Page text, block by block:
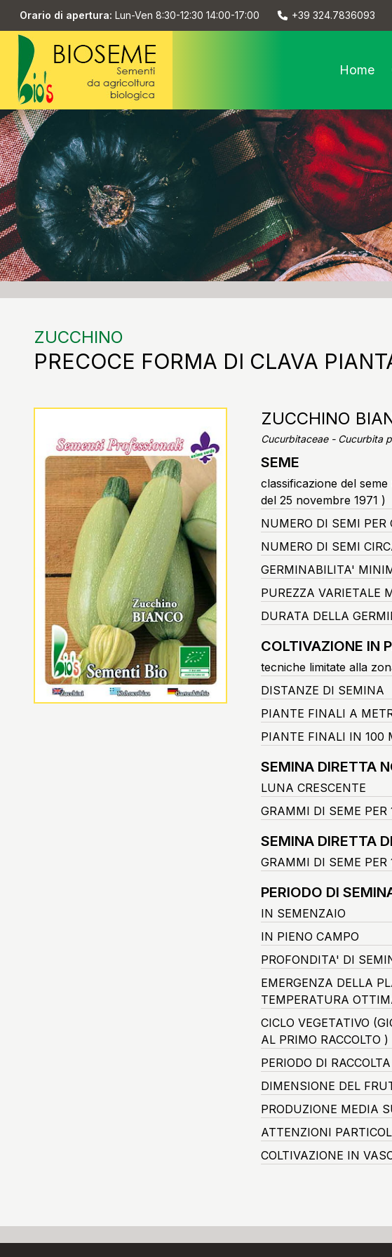
Orario di apertura: Lun-Ven 8:30-12:30 14:00-17:00 +39 324.7836093
Home
ZUCCHINO
PRECOCE FORMA DI CLAVA
ZUCCHINO
Cucurbitaceae - Cucurbita
SEME
classificazione del
del 25 novembre 1971 )
NUMERO DI SEMI PER
NUMERO DI SEMI
GERMINABILITA'
PUREZZA VARIETALE
DURATA DELLA
COLTIVAZIONE IN
tecniche limitate alla
DISTANZE DI SEMINA
PIANTE FINALI A
PIANTE FINALI IN 100
SEMINA DIRETTA
LUNA CRESCENTE
GRAMMI DI SEME
SEMINA DIRETTA
GRAMMI DI SEME
PERIODO DI
IN SEMENZAIO
IN PIENO CAMPO
PROFONDITA' DI
EMERGENZA DELLA
TEMPERATURA
CICLO VEGETATIVO
AL PRIMO RACCOLTO )
PERIODO DI RACCOLTA
DIMENSIONE DEL
PRODUZIONE MEDIA
ATTENZIONI
COLTIVAZIONE IN